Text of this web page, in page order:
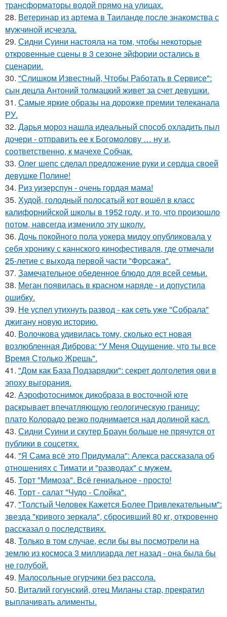
трансформаторы водой прямо на улицах.
28. Ветеринар из артема в Таиланде после знакомства с
мужчиной исчезла.
29. Сидни Суини настояла на том, чтобы некоторые
откровенные сцены в 3 сезоне эйфории остались в
сценарии.
30. "Слишком Известный, Чтобы Работать в Сервисе":
сын децла Антоний толмацкий живет за счет девушки.
31. Самые яркие образы на дорожке премии телеканала
РУ.
32. Дарья мороз нашла идеальный способ охладить пыл
дочери - отправить ее к Богомолову … ну и,
соответственно, к мачехе Собчак.
33. Олег шепс сделал предложение руки и сердца своей
девушке Полине!
34. Риз уизерспун - очень гордая мама!
35. Худой, голодный полосатый кот вошёл в класс
калифорнийской школы в 1952 году, и то, что произошло
потом, навсегда изменило эту школу.
36. Дочь покойного пола уокера мидоу опубликовала у
себя хронику с каннского кинофестиваля, где отмечали
25-летие с выхода первой части "Форсажа".
37. Замечательное обеденное блюдо для всей семьи.
38. Меган появилась в красном наряде - и допустила
ошибку.
39. Не успел утихнуть развод - как сеть уже "Собрала"
джигану новую историю.
40. Волочкова удивилась тому, сколько ест новая
возлюбленная Диброва: "У Меня Ощущение, что ты все
Время Столько Жрешь".
41. "Дом как База Подзарядки": секрет долголетия ови в
эпоху выгорания.
42. Аэрофотоснимок дикобpaза в восточной юте
раскрывает впечатляющую геологическую границу:
плато Колорадо резко поднимается над долиной касл.
43. Сидни Суини и скутер Браун больше не прячутся от
публики в соцсетях.
44. "Я Сама всё это Придумала": Алекса рассказала об
отношениях с Тимати и "разводах" с мужем.
45. Торт "Мимоза". Всё гениальное - просто!
46. Торт - салат "Чудо - Слойка".
47. "Толстый Человек Кажется Более Привлекательным":
звезда "кривого зеркала", сбросивший 80 кг, откровенно
рассказал о последствиях.
48. Только в том случае, если бы вы посмотрели на
землю из космоса 3 миллиарда лет назад - она была бы
не голубой.
49. Малосольные огурчики без рассола.
50. Виталий гогунский, отец Миланы стар, прекратил
выплачивать алименты.